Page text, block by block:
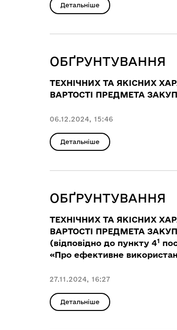
Детальніше
ОБҐРУНТУВАННЯ
ТЕХНІЧНИХ ТА ЯКІСНИХ
ВАРТОСТІ ПРЕДМЕТА
06.12.2024, 15:46
Детальніше
ОБҐРУНТУВАННЯ
ТЕХНІЧНИХ ТА ЯКІСНИХ
ВАРТОСТІ ПРЕДМЕТА
(відповідно до пункту 41
«Про ефективне
27.11.2024, 16:27
Детальніше